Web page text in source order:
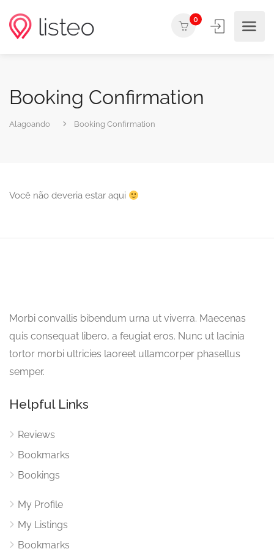
0
Booking Confirmation
Alagoando Booking Confirmation
Você não deveria estar aqui
Morbi convallis bibendum urna ut viverra. Maecenas
quis consequat libero, a feugiat eros. Nunc ut lacinia
tortor morbi ultricies laoreet ullamcorper phasellus
semper.
Helpful Links
Reviews
Bookmarks
Bookings
My Profile
My Listings
Bookmarks